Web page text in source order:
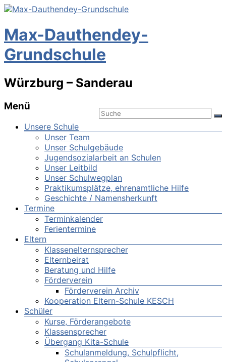
Max-Dauthendey-
Grundschule
Würzburg – Sanderau
Menü
Unsere Schule
Unser Team
Unser Schulgebäude
Jugendsozialarbeit an Schulen
Unser Leitbild
Unser Schulwegplan
Praktikumsplätze, ehrenamtliche Hilfe
Geschichte / Namensherkunft
Termine
Terminkalender
Ferientermine
Eltern
Klassenelternsprecher
Elternbeirat
Beratung und Hilfe
Förderverein
Förderverein Archiv
Kooperation Eltern-Schule KESCH
Schüler
Kurse, Förderangebote
Klassensprecher
Übergang Kita-Schule
Schulanmeldung, Schulpflicht,